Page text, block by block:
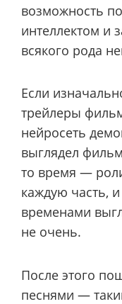
возможность
интеллектом и
всякого рода
Если
трейлеры
нейросеть
выглядел
то время —
каждую часть,
временами
не очень.
После этого
песнями —